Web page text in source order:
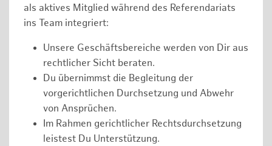
als aktives Mitglied während des Referendariats
ins Team integriert:
Unsere Geschäftsbereiche werden von Dir aus
rechtlicher Sicht beraten.
Du übernimmst die Begleitung der
vorgerichtlichen Durchsetzung und Abwehr
von Ansprüchen.
Im Rahmen gerichtlicher Rechtsdurchsetzung
leistest Du Unterstützung.